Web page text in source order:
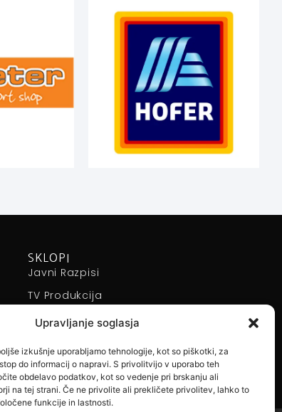
Upravljanje soglasja
izkušnje uporabljamo tehnologije, kot so piškotki, za
do informacij o napravi. S privolitvijo v uporabo teh
obdelavo podatkov, kot so vedenje pri brskanju ali
na tej strani. Če ne privolite ali prekličete privolitev, lahko to
funkcije in lastnosti.
SKLOPI
Javni Razpisi
TV Produkcija
Športni Dogodki